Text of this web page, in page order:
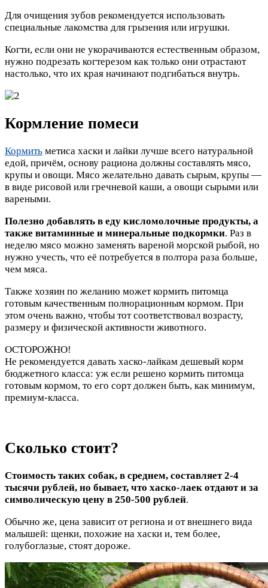
Для очищения зубов рекомендуется использовать
специальные лакомства для грызения или игрушки.
Когти, если они не укорачиваются естественным образом,
нужно подрезать когтерезом как только они отрастают
настолько, что их края начинают подгибаться внутрь.
Кормление помеси
Кормить метиса хаски и лайки лучше всего натуральной
едой, причём, основу рациона должны составлять мясо,
крупы и овощи. Мясо желательно давать сырым, крупы —
в виде рисовой или гречневой каши, а овощи сырыми или
вареными.
Полезно добавлять в еду кисломолочные продукты, а
также витаминные и минеральные подкормки. Раз в
неделю мясо можно заменять вареной морской рыбой, но
нужно учесть, что её потребуется в полтора раза больше,
чем мяса.
Также хозяин по желанию может кормить питомца
готовым качественным полнорационным кормом. При
этом очень важно, чтобы тот соответствовал возрасту,
размеру и физической активности животного.
ОСТОРОЖНО!
Не рекомендуется давать хаско-лайкам дешевый корм
бюджетного класса: уж если решено кормить питомца
готовым кормом, то его сорт должен быть, как минимум,
премиум-класса.
Сколько стоит?
Стоимость таких собак, в среднем, составляет 2-4
тысячи рублей, но бывает, что хаско-лаек отдают и за
символическую цену в 250-500 рублей.
Обычно же, цена зависит от региона и от внешнего вида
малышей: щенки, похожие на хаски и, тем более,
голубоглазые, стоят дороже.